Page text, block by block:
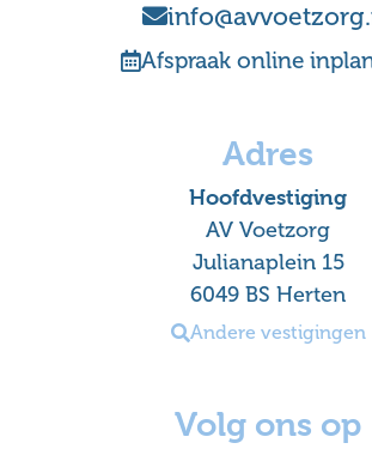
Afspraak online
Adres
Hoofdvestiging
AV Voetzorg
Julianaplein 15
6049 BS Herten
Andere vestigingen
Volg ons op